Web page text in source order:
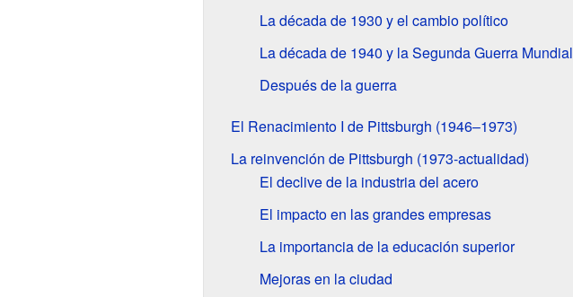
La década de 1930 y el cambio político
La década de 1940 y la Segunda Guerra Mundial
Después de la guerra
El Renacimiento I de Pittsburgh (1946–1973)
La reinvención de Pittsburgh (1973-actualidad)
El declive de la industria del acero
El impacto en las grandes empresas
La importancia de la educación superior
Mejoras en la ciudad